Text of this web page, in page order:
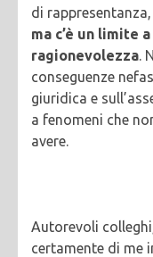
di
ma c’è un limite
ragionevolezza.
conseguenze
giuridica e
a fenomeni che
avere.
Autorevoli
certamente di me